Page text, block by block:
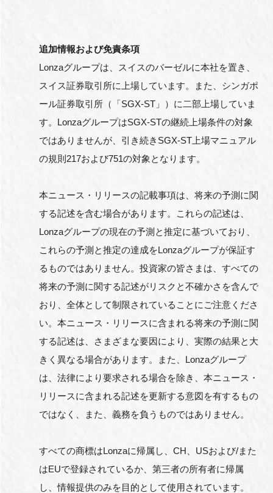
追加情報および免責条項
Lonzaグループは、スイスのバーゼルに本社を置き、
スイス証券取引所に上場しています。また、シンガポ
ール証券取引所（「SGX-ST」）に二部上場していま
す。LonzaグループはSGX-STの継続上場条件の対象
ではありませんが、引き続きSGX-ST上場マニュアル
の規則217および751の対象となります。
本ニュース・リリースの記載事項は、将来の予測に関
する記述を含む場合があります。これらの記述は、
Lonzaグループの現在の予測と推定に基づいており、
これらの予測と推定の達成をLonzaグループが保証す
るものではありません。投資家の皆さまは、すべての
将来の予測に関する記述がリスクと不確かさを含んで
おり、全体として制限されていることにご注意くださ
い。本ニュース・リリースに含まれる将来の予測に関
する記述は、さまざまな要因により、実際の結果と大
きく異なる場合があります。また、Lonzaグループ
は、法律により要求される場合を除き、本ニュース・
リリースに含まれる記述を更新する意図を有するもの
ではなく、また、義務を負うものではありません。
すべての商標はLonzaに帰属し、CH、USおよび/また
はEUで登録されているか、第三者の所有者に帰属
し、情報提供のみを目的として使用されています。